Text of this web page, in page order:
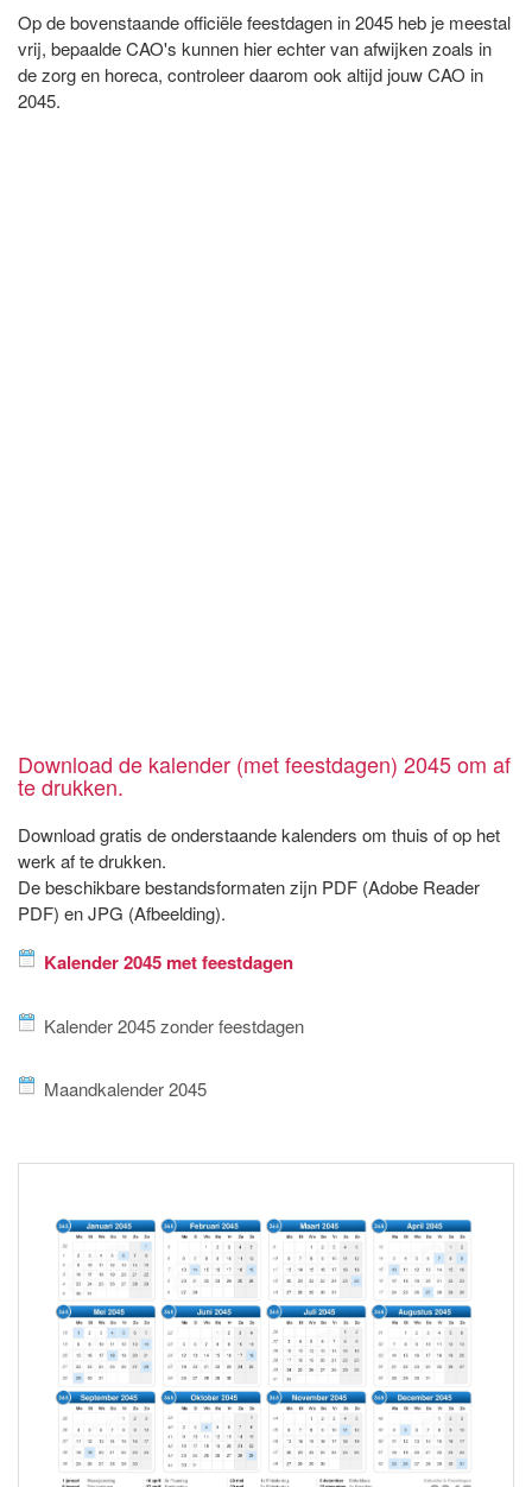
Op de bovenstaande officiële feestdagen in 2045 heb je meestal
vrij, bepaalde CAO's kunnen hier echter van afwijken zoals in
de zorg en horeca, controleer daarom ook altijd jouw CAO in
2045.
Download de kalender (met feestdagen) 2045 om af
te drukken.
Download gratis de onderstaande kalenders om thuis of op het
werk af te drukken.
De beschikbare bestandsformaten zijn PDF (Adobe Reader
PDF) en JPG (Afbeelding).
Kalender 2045 met feestdagen
Kalender 2045 zonder feestdagen
Maandkalender 2045